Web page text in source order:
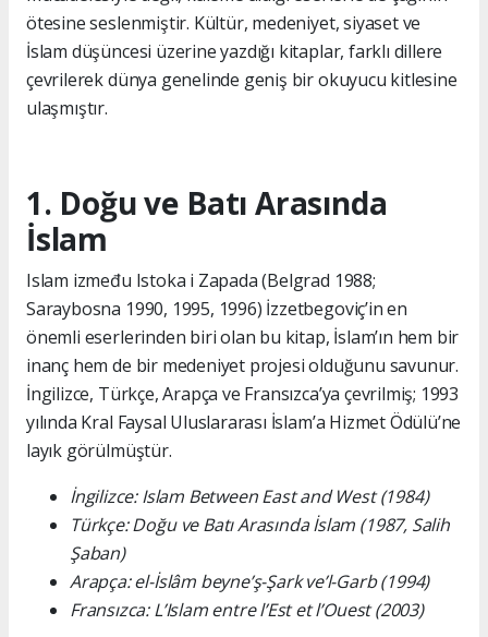
ötesine seslenmiştir. Kültür, medeniyet, siyaset ve
İslam düşüncesi üzerine yazdığı kitaplar, farklı dillere
çevrilerek dünya genelinde geniş bir okuyucu kitlesine
ulaşmıştır.
1. Doğu ve Batı Arasında
İslam
Islam između Istoka i Zapada (Belgrad 1988;
Saraybosna 1990, 1995, 1996) İzzetbegoviç’in en
önemli eserlerinden biri olan bu kitap, İslam’ın hem bir
inanç hem de bir medeniyet projesi olduğunu savunur.
İngilizce, Türkçe, Arapça ve Fransızca’ya çevrilmiş; 1993
yılında Kral Faysal Uluslararası İslam’a Hizmet Ödülü’ne
layık görülmüştür.
İngilizce: Islam Between East and West (1984)
Türkçe: Doğu ve Batı Arasında İslam (1987, Salih
Şaban)
Arapça: el-İslâm beyne’ş-Şark ve’l-Garb (1994)
Fransızca: L’Islam entre l’Est et l’Ouest (2003)